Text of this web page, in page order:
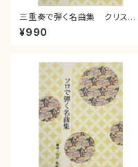
三重奏で弾く名曲集 クリスマ
スメドレー( 箏2/大平光美 編
曲/楽譜）
¥990